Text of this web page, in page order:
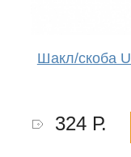
Шакл/скоба
324 Р.